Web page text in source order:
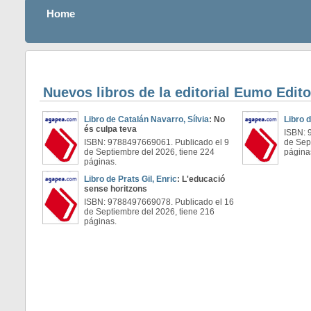
Home
Nuevos libros de la editorial Eumo
Libro de Catalán Navarro, Sílvia: No
és culpa teva
ISBN: 9788497669061. Publicado el 9
de Septiembre del 2026, tiene 224
páginas.
Libro
ISBN:
de
Libro de Prats Gil, Enric: L'educació
sense horitzons
ISBN: 9788497669078. Publicado el 16
de Septiembre del 2026, tiene 216
páginas.